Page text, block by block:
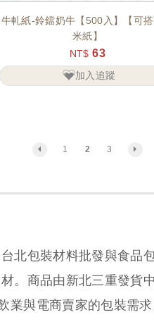
牛軋紙-鈴鐺奶牛【500入】【可
米紙】
NT$ 63
加入追蹤
1 2 3
北包裝材料批發與食品
。商品由新北三重發貨
與電商賣家的包裝需求